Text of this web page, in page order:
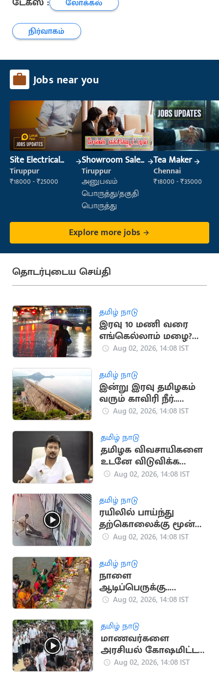
நிர்வாகம்
Jobs near you
Site Electrical
Engineer
Tiruppur
₹18000 - ₹25000
Showroom Sales
Executive (Retail
Sales)
Tiruppur
அனுபவம்
பொருத்து/தகுதி
பொருத்து
Tea Maker
Chennai
₹18000 - ₹35000
Explore more jobs
தொடர்புடைய செய்தி
தமிழ் நாடு
இரவு 10 மணி வரை
எங்கெல்லாம் மழை?
முழு விவரம்
Aug 02, 2026, 14:08 IST
தமிழ் நாடு
இன்று இரவு தமிழகம்
வரும் காவிரி நீர்..
மேட்டூர் அணை
Aug 02, 2026, 14:08 IST
தமிழ் நாடு
தமிழக விவசாயிகளை
உடனே விடுவிக்க
உதயநிதி ஸ்டாலின்
Aug 02, 2026, 14:08 IST
தமிழ் நாடு
ரயிலில் பாய்ந்து
தற்கொலைக்கு மூன்ற
இளைஞரை
போலீஸ்
Aug 02, 2026, 14:08 IST
தமிழ் நாடு
நாளை
ஆடிப்பெருக்கு..
கண்டிப்பாக செய்ய
என்னென்ன?
Aug 02, 2026, 14:08 IST
தமிழ் நாடு
மாணவர்களை
அரசியல் கோஷமிட்ட
வைத்த அமைச்சர் பிரபு
Aug 02, 2026, 14:08 IST